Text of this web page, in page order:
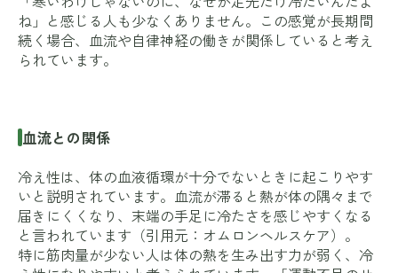
ね」と感じる人も少なくありません。この感覚が長期間
続く場合、血流や自律神経の働きが関係していると考え
られています。
血流との関係
冷え性は、体の血液循環が十分でないときに起こりやす
いと説明されています。血流が滞ると熱が体の隅々まで
届きにくくなり、末端の手足に冷たさを感じやすくなる
と言われています（引用元： オムロンヘルスケア）。
特に筋肉量が少ない人は体の熱を生み出す力が弱く、冷